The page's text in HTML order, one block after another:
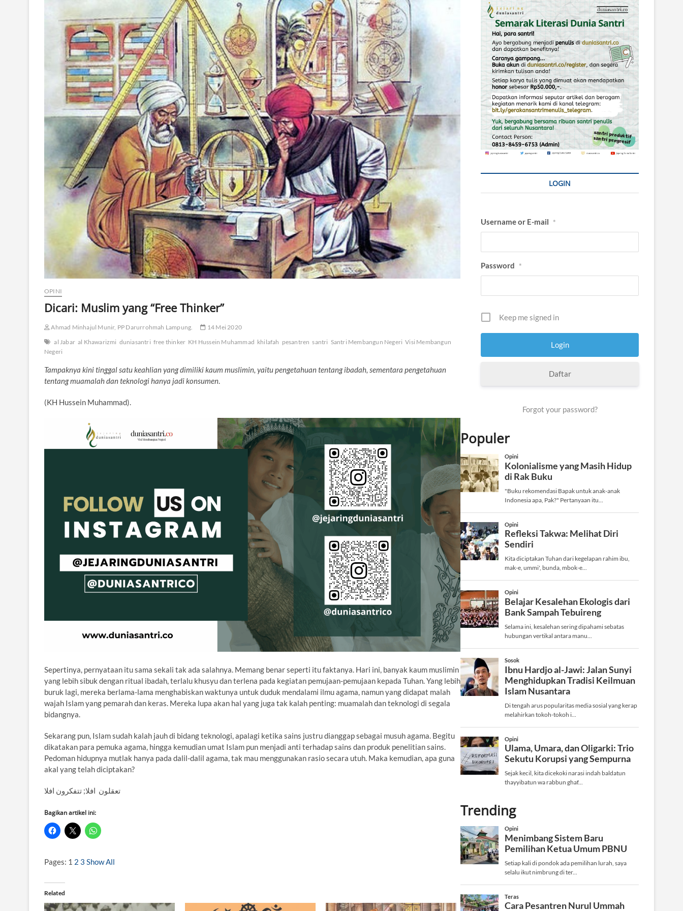
OPINI
Dicari: Muslim yang “Free Thinker”
Ahmad Minhajul Munir, PP Darurrohmah Lampung.
14 Mei 2020
al Jabar al Khawarizmi duniasantri free thinker KH Hussein Muhammad khilafah pesantren santri Santri Membangun Negeri Visi Membangun
Negeri
Tampaknya kini tinggal satu keahlian yang dimiliki kaum muslimin, yaitu pengetahuan tentang ibadah, sementara pengetahuan
tentang muamalah dan teknologi hanya jadi konsumen.
(KH Hussein Muhammad).
Sepertinya, pernyataan itu sama sekali tak ada salahnya. Memang benar seperti itu faktanya. Hari ini, banyak kaum muslimin
yang lebih sibuk dengan ritual ibadah, terlalu khusyu dan terlena pada kegiatan pemujaan-pemujaan kepada Tuhan. Yang lebih
buruk lagi, mereka berlama-lama menghabiskan waktunya untuk duduk mendalami ilmu agama, namun yang didapat malah
wajah Islam yang pemarah dan keras. Mereka lupa akan hal yang juga tak kalah penting: muamalah dan teknologi di segala
bidangnya.
Sekarang pun, Islam sudah kalah jauh di bidang teknologi, apalagi ketika sains justru dianggap sebagai musuh agama. Begitu
dikatakan para pemuka agama, hingga kemudian umat Islam pun menjadi anti terhadap sains dan produk penelitian sains.
Pedoman hidupnya mutlak hanya pada dalil-dalil agama, tak mau menggunakan rasio secara utuh. Maka kemudian, apa guna
akal yang telah diciptakan?
تعقلون افلا; تتفكرون افلا
Bagikan artikel ini:
Pages: 1 2 3 Show All
Related
LOGIN
Username or E-mail *
Password *
Keep me signed in
Daftar
Forgot your password?
Populer
Trending